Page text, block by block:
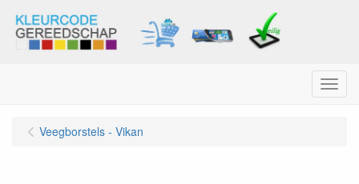
Menu
Veegborstels - Vikan